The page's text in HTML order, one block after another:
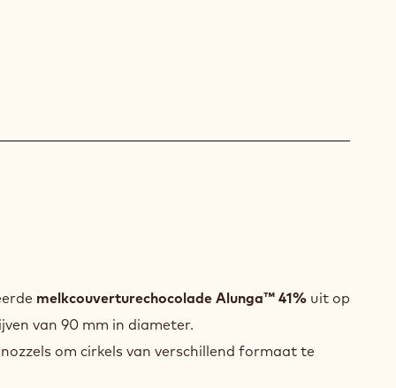
melkcouverturechocolade Alunga™ 41%uit op
van 90 mm in diameter.
om cirkels van verschillend formaat te